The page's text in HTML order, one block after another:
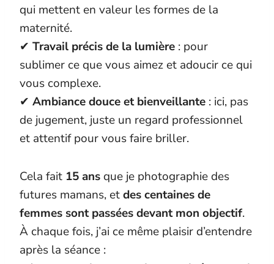
qui mettent en valeur les formes de la
maternité.
✔ Travail précis de la lumière : pour
sublimer ce que vous aimez et adoucir ce qui
vous complexe.
✔ Ambiance douce et bienveillante : ici, pas
de jugement, juste un regard professionnel
et attentif pour vous faire briller.
Cela fait 15 ans que je photographie des
futures mamans, etdes centaines de
femmes sont passées devant mon objectif.
À chaque fois, j’ai ce même plaisir d’entendre
après la séance :